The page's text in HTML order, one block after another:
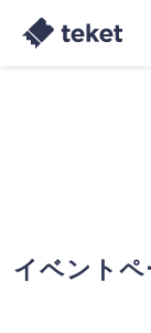
イベントペ